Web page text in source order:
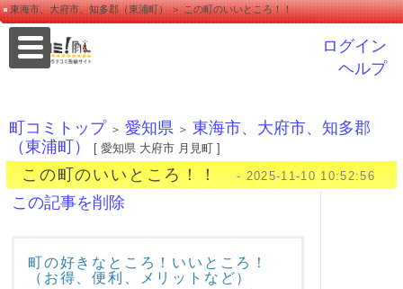
東海市、大府市、知多郡（東浦町） ＞ この町のいいところ！！
ログイン
ヘルプ
町コミトップ ＞ 愛知県 ＞ 東海市、大府市、知多郡
（東浦町）
[ 愛知県 大府市 月見町 ]
この町のいいところ！！ - 2025-11-10 10:52:56
この記事を削除
町の好きなところ！いいところ！
（お得、便利、メリットなど）